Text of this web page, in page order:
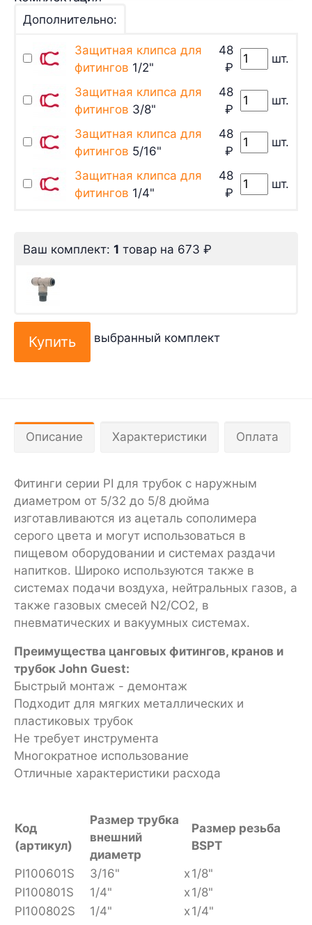
Дополнительно:
Защитная клипса для
фитингов 1/2"
48
₽
шт.
Защитная клипса для
фитингов 3/8"
48
₽
шт.
Защитная клипса для
фитингов 5/16"
48
₽
шт.
Защитная клипса для
фитингов 1/4"
48
₽
шт.
Ваш комплект: 1 товар на 673 ₽
выбранный комплект
Описание Характеристики Оплата
Фитинги серии PI для трубок с наружным
диаметром от 5/32 до 5/8 дюйма
изготавливаются из ацеталь сополимера
серого цвета и могут использоваться в
пищевом оборудовании и системах раздачи
напитков. Широко используются также в
системах подачи воздуха, нейтральных газов, а
также газовых смесей N2/CO2, в
пневматических и вакуумных системах.
Преимущества цанговых фитингов, кранов и
трубок John Guest:
Быстрый монтаж - демонтаж
Подходит для мягких металлических и
пластиковых трубок
Не требует инструмента
Многократное использование
Отличные характеристики расхода
Код
(артикул)
Размер трубка
внешний
диаметр
Размер резьба
BSPT
PI100601S
3/16" x 1/8"
PI100801S
1/4" x 1/8"
PI100802S
1/4" x 1/4"